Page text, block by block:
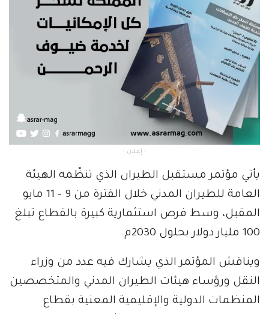
- إعلان -
يأتي مؤتمر مستقبل الطيران الذي تنظّمه الهيئة
العامة للطيران المدني خلال الفترة من 9 – 11 مايو
المقبل، وسط فرص استثمارية كبيرة بالقطاع تبلغ
100 مليار دولار بحلول 2030م.
ويناقش المؤتمر الذي يشارك فيه عدد من وزراء
النقل ورؤساء هيئات الطيران المدني والمتخصصين
المنظمات الدولية والإقليمية المعنية بقطاع